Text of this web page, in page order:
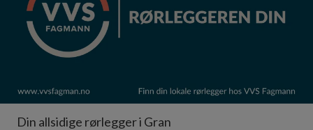
Din allsidige rørlegger i Gran